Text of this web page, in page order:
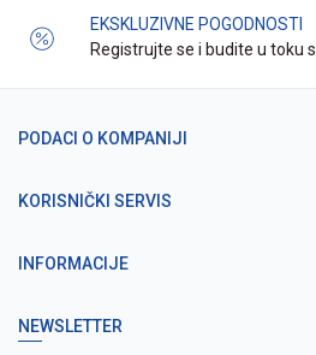
EKSKLUZIVNE POGODNOSTI
Registrujte se i budite u toku
PODACI O KOMPANIJI
KORISNIČKI SERVIS
INFORMACIJE
NEWSLETTER